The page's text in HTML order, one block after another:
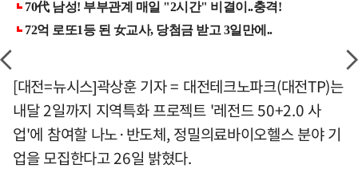
[대전=뉴시스]곽상훈 기자 = 대전테크노파크(대전TP)는
내달 2일까지 지역특화 프로젝트 '레전드 50+2.0 사
업'에 참여할 나노·반도체, 정밀의료바이오헬스 분야 기
업을 모집한다고 26일 밝혔다.